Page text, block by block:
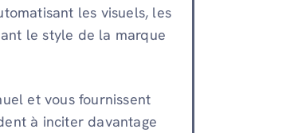
les visuels, les
le style de la marque
et vous fournissent
à inciter davantage